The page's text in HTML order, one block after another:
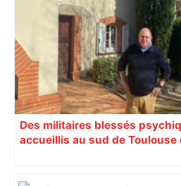
Des militaires blessés
accueillis au sud de Toulouse